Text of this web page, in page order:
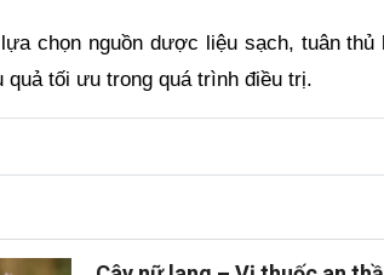
chọn nguồn dược liệu sạch, tuân
quả tối ưu trong quá trình điều trị.